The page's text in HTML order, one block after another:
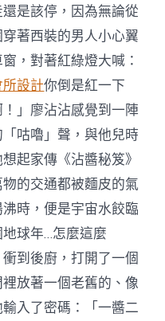
是該停，因為無論從
著西裝的男人小心翼
，對著紅綠燈大喊：
所設計你倒是紅一下
」廖沾沾感覺到一陣
咕嚕」聲，與他兒時
起家傳《沾醬秘笈》
的交通都被麵皮的氣
時，便是宇宙水餃臨
球年…怎麼這麼
到後廚，打開了一個
放著一個老舊的、像
入了密碼：「一醬二